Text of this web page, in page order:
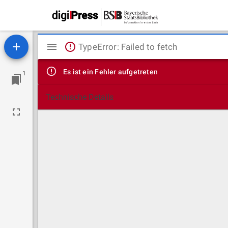
1
Mirador
Viewer
TypeError: Failed to fetch
Es ist ein Fehler aufgetreten
Technische Details